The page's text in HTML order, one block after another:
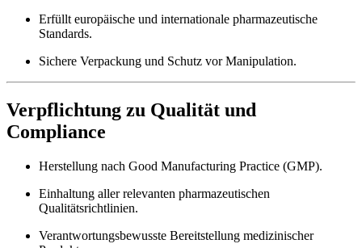
Erfüllt europäische und internationale pharmazeutische
Standards.
Sichere Verpackung und Schutz vor Manipulation.
Verpflichtung zu Qualität und
Compliance
Herstellung nach Good Manufacturing Practice (GMP).
Einhaltung aller relevanten pharmazeutischen
Qualitätsrichtlinien.
Verantwortungsbewusste Bereitstellung medizinischer